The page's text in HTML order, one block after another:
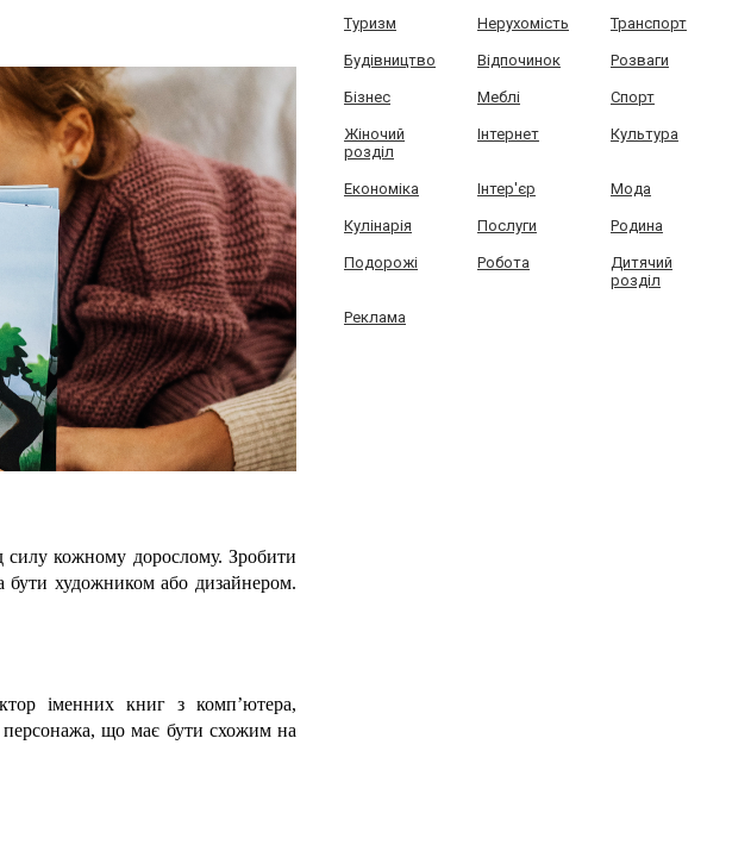
силу кожному дорослому. Зробити
бути художником або дизайнером.
іменних книг з комп’ютера,
персонажа, що має бути схожим на
Туризм Нерухомість Транспорт
Будівництво Відпочинок Розваги
Бізнес Меблі Спорт
Жіночий
розділ
Інтернет Культура
Економіка Інтер'єр Мода
Кулінарія Послуги Родина
Подорожі Робота
Дитячий
розділ
Реклама